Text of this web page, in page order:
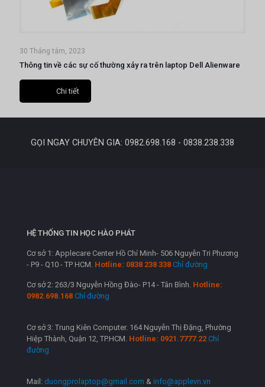
30 Tháng tám, 2023
Thông tin về các sự cố thường xảy ra trên laptop Dell Alienware
Chi tiết
GỌI NGAY CHUYÊN GIA: 0982.698.168 - 0838.238.338
HỆ THỐNG TIN HỌC HÀO PHÁT
Cơ sở 1: Applecare Center Hồ Chí Minh- 506 Nguyễn Tri Phương
- P9 - Q10 - TP HCM. Hotline: 0838 238 338 Chỉ đường
Cơ sở 2: 263/3 Nguyễn Hồng Đào- P14 - Tân Bình. Hotline:
0982.698.168 Chỉ đường
Cơ sở 3: Trung Kiên Computer. 164 Nguyễn Thị Đặng, Phường
Hiệp Thành, Quận 12, TP.HCM. Hotline: 0921.7777.22 Chỉ
đường
Mail: duongprolaptop@gmail.com & info@applevn.vn